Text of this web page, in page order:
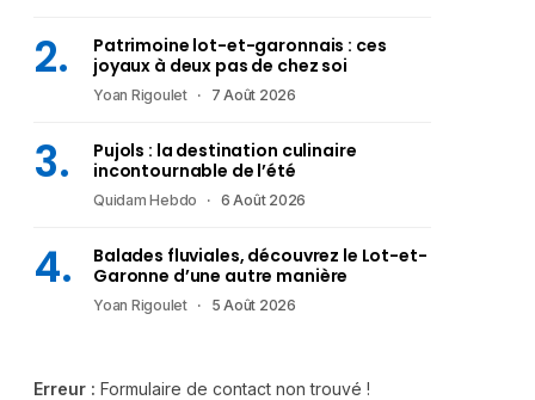
Patrimoine lot-et-garonnais : ces
joyaux à deux pas de chez soi
Yoan Rigoulet 7 Août 2026
Pujols : la destination culinaire
incontournable de l’été
Quidam Hebdo 6 Août 2026
Balades fluviales, découvrez le Lot-et-
Garonne d’une autre manière
Yoan Rigoulet 5 Août 2026
Erreur : Formulaire de contact non trouvé !